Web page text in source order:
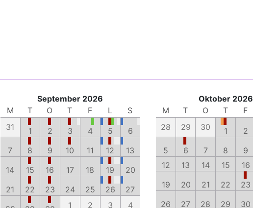
September 2026
M
T O T F L
S
31
1 2 3 4 5
6
7
8 9 10 11 12
13
14
15 16 17 18 19
20
21
22 23 24 25 26
27
1 2 3 4
Oktober 2026
M
T O T F
28
29 30 1 2
5
6 7 8 9
12
13 14 15 16
19
20 21 22 23
26
27 28 29 30